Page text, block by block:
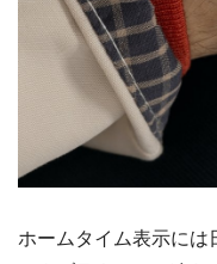
ホームタイム表示に